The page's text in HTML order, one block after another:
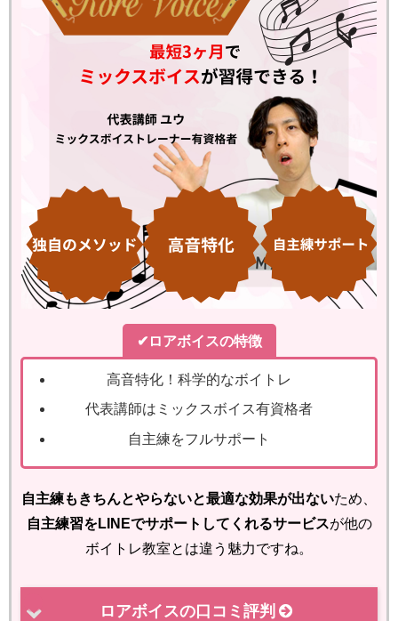
✔ロアボイスの特徴
高音特化！科学的なボイトレ
代表講師はミックスボイス有資格者
自主練をフルサポート
自主練もきちんとやらないと最適な効果が出ないため、
自主練習をLINEでサポートしてくれるサービスが他の
ボイトレ教室とは違う魅力ですね。
ロアボイスの口コミ評判